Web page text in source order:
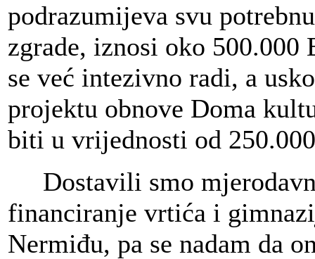
podrazumijeva svu
zgrade, iznosi oko 500.000
se već intezivno radi, a
projektu obnove Doma
biti u vrijednosti od
Dostavili smo
financiranje vrtića i
Nermiđu, pa se nadam da